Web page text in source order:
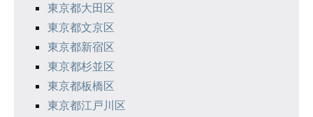
東京都大田区
東京都文京区
東京都新宿区
東京都杉並区
東京都板橋区
東京都江戸川区